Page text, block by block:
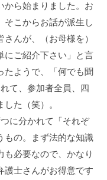
から始まりました。お
そこからお話が派生し
んが、（お母様を）
にご紹介下さい」と言
たようで、「何でも聞
て、参加者全員、四
た（笑）。
に分かれて「それぞ
もの。まず法的な知識
も必要なので、かなり
護士さんがお得意です